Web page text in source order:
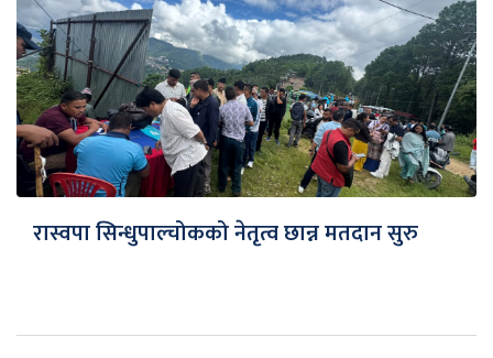
रास्वपा सिन्धुपाल्चोकको नेतृत्व छान्न मतदान सुरु